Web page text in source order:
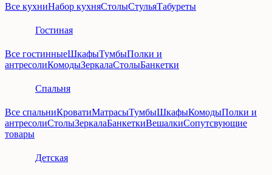
Все кухниНабор кухняСтолыСтульяТабуреты
Гостиная
Все гостинныеШкафыТумбыПолки и
антресолиКомодыЗеркалаСтолыБанкетки
Спальня
Все спальниКроватиМатрасыТумбыШкафыКомодыПолки и
антресолиСтолыЗеркалаБанкеткиВешалкиСопутсвующие
товары
Детская